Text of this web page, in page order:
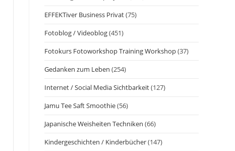
EFFEKTiver Business Privat(75)
Fotoblog / Videoblog(451)
Fotokurs Fotoworkshop Training Workshop(37)
Gedanken zum Leben (254)
Internet / Social Media Sichtbarkeit(127)
Jamu Tee Saft Smoothie(56)
Japanische Weisheiten Techniken (66)
Kindergeschichten / Kinderbücher(147)